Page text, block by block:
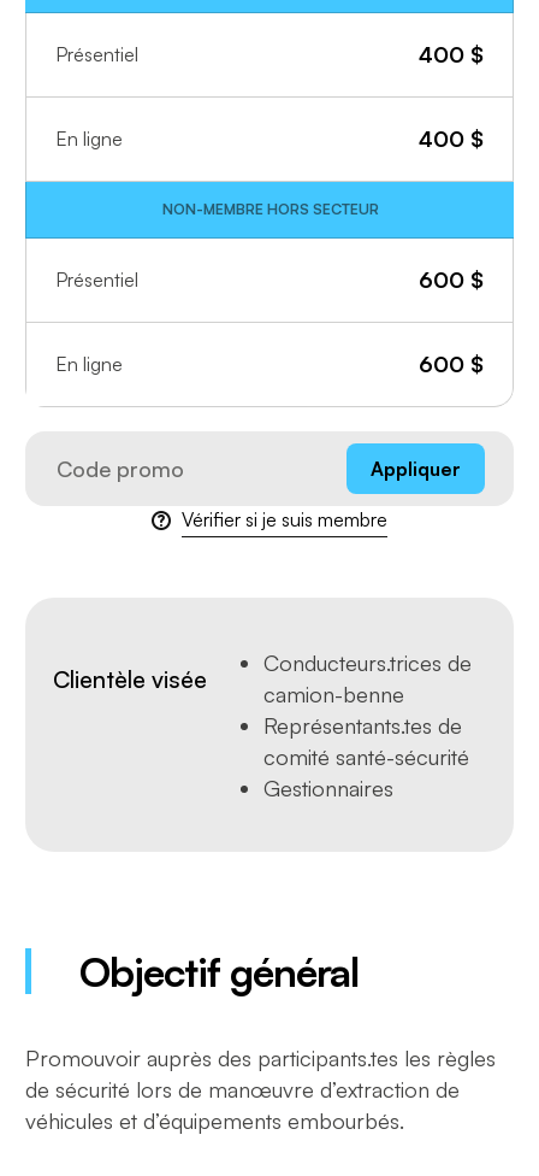
Présentiel 400$
En ligne 400$
NON-MEMBRE HORS SECTEUR
Présentiel 600$
En ligne 600$
Vérifier si je suis membre
Appliquer
Clientèle visée
Conducteurs.trices de
camion-benne
Représentants.tes de
comité santé-sécurité
Gestionnaires
Objectif général
Promouvoir auprès des participants.tes les règles
de sécurité lors de manœuvre d’extraction de
véhicules et d’équipements embourbés.